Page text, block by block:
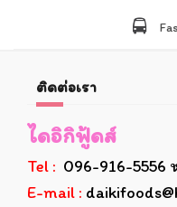
ติดต่อเรา
ไดอิกิฟู้ดส์
Tel : 096-916-5556
E-mail :